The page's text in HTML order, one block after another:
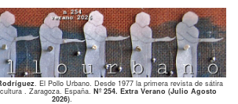
. El Pollo Urbano. Desde 1977 la primera revista de sátira
. Zaragoza. España. Nº 254. Extra Verano (Julio Agosto
2026).